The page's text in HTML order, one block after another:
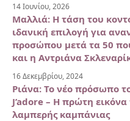
14 Ιουνίου, 2026
Μαλλιά: Η τάση του
ιδανική επιλογή για
προσώπου μετά τα 50
και η Αντριάνα
16 Δεκεμβρίου, 2024
Ριάνα: Το νέο πρόσωπο
J’adore – Η πρώτη εικόνα
λαμπερής καμπάνιας